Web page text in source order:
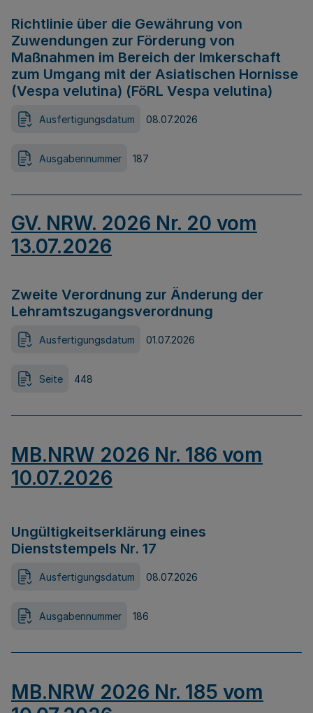
Richtlinie über die Gewährung von
Zuwendungen zur Förderung von
Maßnahmen im Bereich der Imkerschaft
zum Umgang mit der Asiatischen Hornisse
(Vespa velutina) (FöRL Vespa velutina)
Ausfertigungsdatum 08.07.2026
Ausgabennummer 187
GV. NRW. 2026 Nr. 20 vom
13.07.2026
Zweite Verordnung zur Änderung der
Lehramtszugangsverordnung
Ausfertigungsdatum 01.07.2026
Seite 448
MB.NRW 2026 Nr. 186 vom
10.07.2026
Ungültigkeitserklärung eines
Dienststempels Nr. 17
Ausfertigungsdatum 08.07.2026
Ausgabennummer 186
MB.NRW 2026 Nr. 185 vom